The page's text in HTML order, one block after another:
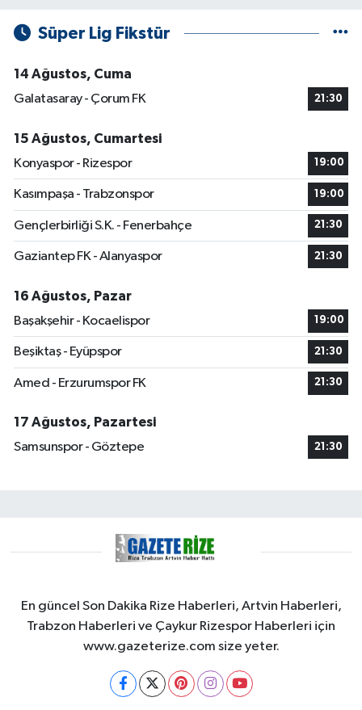
Süper Lig Fikstür
14 Ağustos, Cuma
Galatasaray - Çorum FK
21:30
15 Ağustos, Cumartesi
Konyaspor - Rizespor
19:00
Kasımpaşa - Trabzonspor 19:00
Gençlerbirliği S.K. - Fenerbahçe 21:30
Gaziantep FK - Alanyaspor 21:30
16 Ağustos, Pazar
Başakşehir - Kocaelispor
19:00
Beşiktaş - Eyüpspor 21:30
Amed - Erzurumspor FK 21:30
17 Ağustos, Pazartesi
Samsunspor - Göztepe
21:30
En güncel Son Dakika Rize Haberleri, Artvin Haberleri,
Trabzon Haberleri ve Çaykur Rizespor Haberleri için
www.gazeterize.com size yeter.